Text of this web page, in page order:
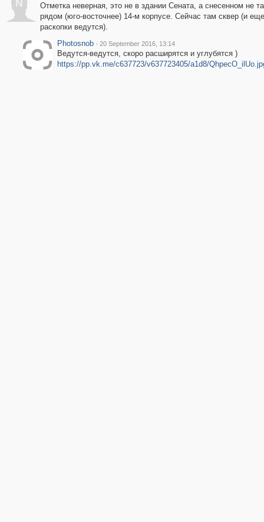
N
Отметка неверная, это не в здании Сената, а снесенном не
рядом (юго-восточнее) 14-м корпусе. Сейчас там сквер (и
раскопки ведутся).
Photosnob · 20 September 2016, 13:14
Ведутся-ведутся, скоро расширятся и углубятся )
https://pp.vk.me/c637723/v637723405/a1d8/